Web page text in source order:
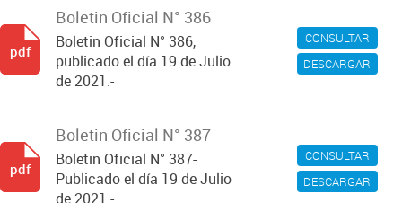
CONSULTAR
DESCARGAR
Boletin Oficial N° 386
Boletin Oficial N° 386,
publicado el día 19 de Julio
de 2021.-
pdf
CONSULTAR
DESCARGAR
Boletin Oficial N° 387
Boletin Oficial N° 387-
Publicado el día 19 de Julio
de 2021.-
pdf